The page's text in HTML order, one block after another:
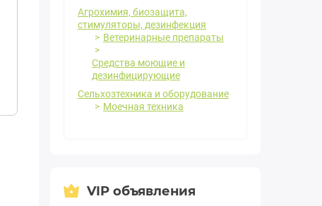
Агрохимия, биозащита,
стимуляторы, дезинфекция
Ветеринарные препараты
Средства моющие и
дезинфицирующие
Сельхозтехника и оборудование
Моечная техника
VIP объявления